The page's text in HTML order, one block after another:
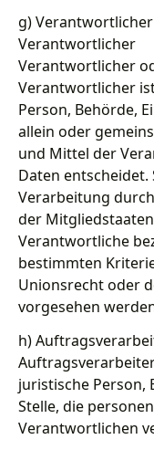
g)
Verantwortlicher
Verantwortlicher
Verantwortlicher
Person, Behörde,
allein oder
und Mittel der
Daten
Verarbeitung
der
Verantwortliche
bestimmten
Unionsrecht oder
vorgesehen
h)
juristische Person,
Stelle, die
Verantwortlichen